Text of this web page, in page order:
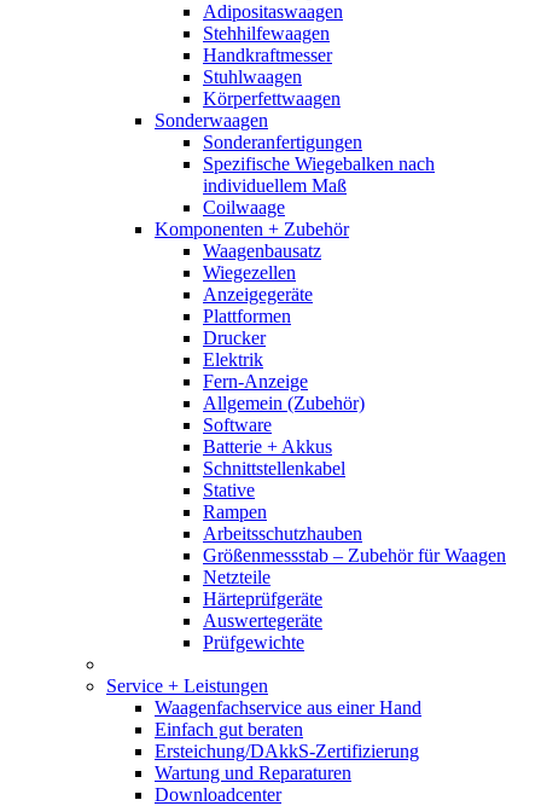
Adipositaswaagen
Stehhilfewaagen
Handkraftmesser
Stuhlwaagen
Körperfettwaagen
Sonderwaagen
Sonderanfertigungen
Spezifische Wiegebalken nach
individuellem Maß
Coilwaage
Komponenten + Zubehör
Waagenbausatz
Wiegezellen
Anzeigegeräte
Plattformen
Drucker
Elektrik
Fern-Anzeige
Allgemein (Zubehör)
Software
Batterie + Akkus
Schnittstellenkabel
Stative
Rampen
Arbeitsschutzhauben
Größenmessstab – Zubehör für Waagen
Netzteile
Härteprüfgeräte
Auswertegeräte
Prüfgewichte
Service + Leistungen
Waagenfachservice aus einer Hand
Einfach gut beraten
Ersteichung/DAkkS-Zertifizierung
Wartung und Reparaturen
Downloadcenter